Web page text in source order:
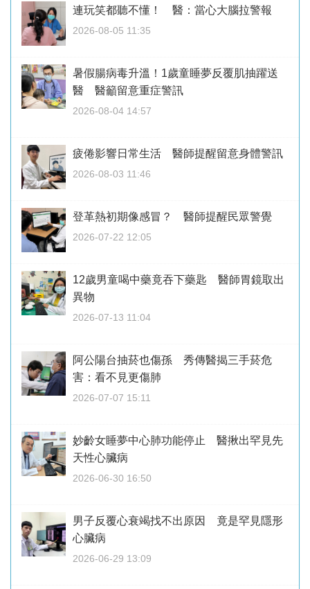
連玩笑都聽不懂！ 醫：當心大腦拉警報
2026-08-05 11:35
暑假腸病毒升溫！1歲童睡夢反覆肌抽躍送
醫 醫籲留意重症警訊
2026-08-04 14:57
疲倦影響日常生活 醫師提醒留意身體警訊
2026-08-03 11:46
登革熱初期像感冒？ 醫師提醒民眾警覺
2026-07-22 12:05
12歲男童喝中藥竟吞下藥匙 醫師胃鏡取出
異物
2026-07-13 11:04
阿公陽台抽菸也傷孫 秀傳醫揭三手菸危
害：看不見更傷肺
2026-07-07 15:11
妙齡女睡夢中心肺功能停止 醫揪出罕見先
天性心臟病
2026-06-30 16:50
男子反覆心衰竭找不出原因 竟是罕見隱形
心臟病
2026-06-29 13:09